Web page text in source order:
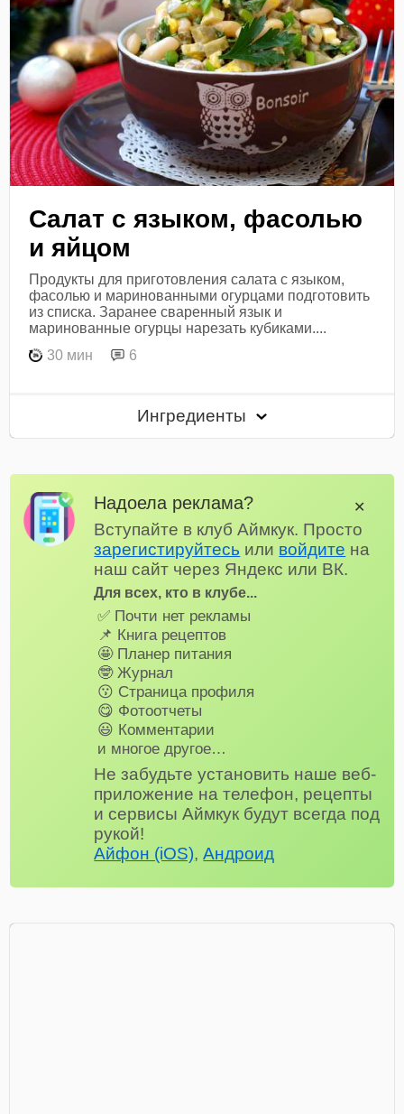
Салат с языком, фасолью
и яйцом
Продукты для приготовления салата с языком,
фасолью и маринованными огурцами подготовить
из списка. Заранее сваренный язык и
маринованные огурцы нарезать кубиками....
30 мин
6
Ингредиенты
Надоела реклама?
Вступайте в клуб Аймкук. Просто
зарегистируйтесь или войдите на
наш сайт через Яндекс или ВК.
Для всех, кто в клубе...
✅ Почти нет рекламы
📌 Книга рецептов
🤩 Планер питания
🤓 Журнал
😗 Страница профиля
😋 Фотоотчеты
😃 Комментарии
и многое другое…
Не забудьте установить наше веб-
приложение на телефон, рецепты
и сервисы Аймкук будут всегда под
рукой!
Айфон (iOS),Андроид
✕